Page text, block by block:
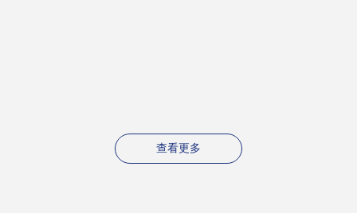
查看详情＞＞
查看更多